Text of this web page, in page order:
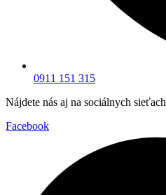
0911 151 315
Nájdete nás aj na sociálnych sieťach
Facebook